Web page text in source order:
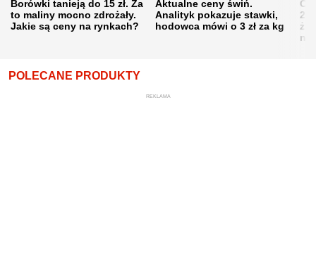
Borówki tanieją do 15 zł. Za
to maliny mocno zdrożały.
Jakie są ceny na rynkach?
Aktualne ceny świń.
Analityk pokazuje stawki,
hodowca mówi o 3 zł za kg
POLECANE PRODUKTY
REKLAMA